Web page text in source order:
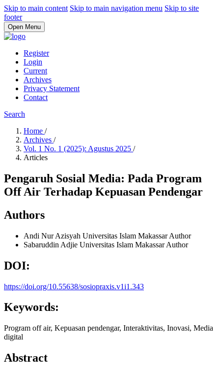
Skip to main content Skip to main navigation menu Skip to site
footer
Open Menu
Register
Login
Current
Archives
Privacy Statement
Contact
Search
Home /
Archives /
Vol. 1 No. 1 (2025): Agustus 2025 /
Articles
Pengaruh Sosial Media: Pada Program
Off Air Terhadap Kepuasan Pendengar
Authors
Andi Nur Azisyah Universitas Islam MakassarAuthor
Sabaruddin Adjie Universitas Islam MakassarAuthor
DOI:
https://doi.org/10.55638/sosiopraxis.v1i1.343
Keywords:
Program off air, Kepuasan pendengar, Interaktivitas, Inovasi, Media
digital
Abstract